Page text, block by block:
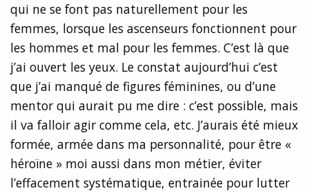
qui ne se font pas naturellement pour les
femmes, lorsque les ascenseurs fonctionnent pour
les hommes et mal pour les femmes. C’est là que
j’ai ouvert les yeux. Le constat aujourd’hui c’est
que j’ai manqué de figures féminines, ou d’une
mentor qui aurait pu me dire : c’est possible, mais
il va falloir agir comme cela, etc. J’aurais été mieux
formée, armée dans ma personnalité, pour être «
héroïne » moi aussi dans mon métier, éviter
l’effacement systématique, entrainée pour lutter